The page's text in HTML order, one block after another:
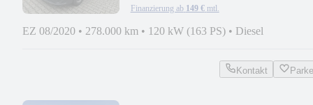
Finanzierung ab 149 € mtl.
EZ 08/2020 • 278.000 km • 120 kW (163 PS) • Diesel
Kontakt